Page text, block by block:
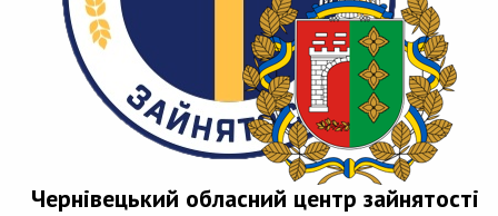
Чернівецький обласний центр зайнятості